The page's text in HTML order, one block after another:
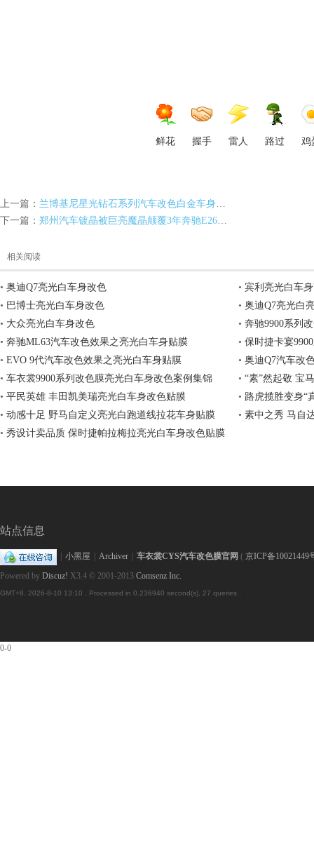
鲜花 握手 雷人 路过 鸡
上一篇： 兰博基尼星光钻石系列汽车改色白金车身贴膜效果
下一篇： 郑州汽车镀晶被巨亮魔晶颠覆3年奔驰E260L车漆也能亮丽如新
相关阅读
• 奥迪Q7亮光白车身改色 • 宾利亮光白车
• 巴博士亮光白车身改色 • 奥迪Q7亮光白
• 大众亮光白车身改色 • 奔驰9900系列
• 奔驰ML63汽车改色效果之亮光白车身贴膜 • 保时捷卡宴
• EVO 9代汽车改色效果之亮光白车身贴膜 • 奥迪Q7汽车改
• 车衣裳9900系列改色膜亮光白车身改色案例集锦 • “素”然起敬 宝
• 平民英雄 丰田凯美瑞亮光白车身改色贴膜 • 路虎揽胜变身“
• 动感十足 野马自定义亮光白跑道线拉花车身贴膜 • 素中之秀 马自
• 秀设计卖品质 保时捷帕拉梅拉亮光白车身改色贴膜
站点信息
小黑屋 Archiver 车衣裳CYS汽车改色膜官网 ( 京ICP备10021449
Powered by Discuz! X3.4 © 2001-2013 Comsenz Inc.
GMT+8, 2026-8-10 13:10 , Processed in 0.236940 second(s), 27 queries .
0-0